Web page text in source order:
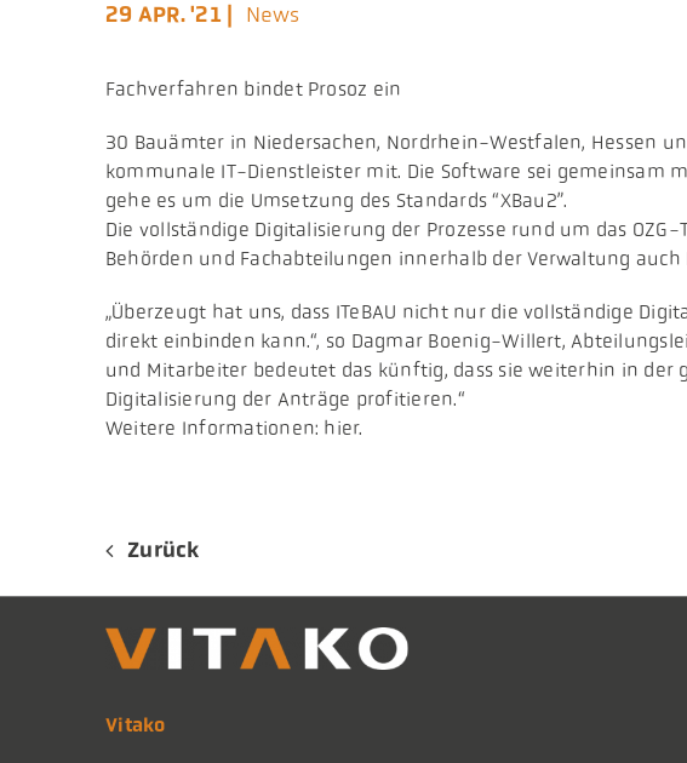
29 APR. '21 | News
Fachverfahren bindet Prosoz ein
30 Bauämter in Niedersachen, Nordrhein-Westfalen, Hessen
kommunale IT-Dienstleister mit. Die Software sei
gehe es um die Umsetzung des Standards “XBau2”.
Die vollständige Digitalisierung der Prozesse rund um das
Behörden und Fachabteilungen innerhalb der Verwaltung
„Überzeugt hat uns, dass ITeBAU nicht nur die vollständige
direkt einbinden kann.“, so Dagmar Boenig-Willert,
und Mitarbeiter bedeutet das künftig, dass sie weiterhin in
Digitalisierung der Anträge profitieren.“
Weitere Informationen: hier.
Zurück
Vitako